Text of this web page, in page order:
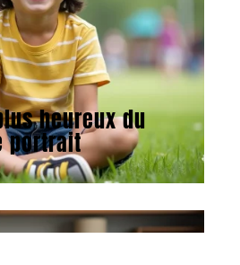
heureux du
portrait